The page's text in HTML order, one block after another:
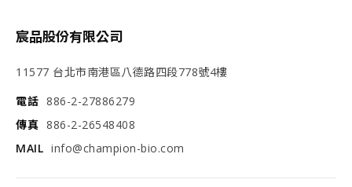
宸品股份有限公司
11577 台北市南港區八德路四段778號4樓
電話 886-2-27886279
傳真 886-2-26548408
MAIL info@champion-bio.com